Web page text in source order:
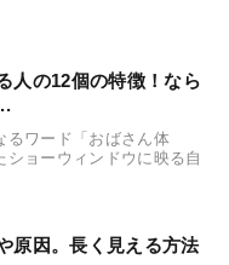
人の12個の特徴！なら
るワード「おばさん体
ョーウィンドウに映る自
原因。長く見える方法